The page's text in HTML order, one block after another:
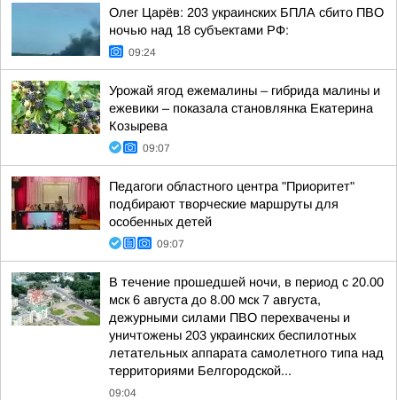
Олег Царёв: 203 украинских БПЛА сбито ПВО
ночью над 18 субъектами РФ:
09:24
Урожай ягод ежемалины – гибрида малины и
ежевики – показала становлянка Екатерина
Козырева
09:07
Педагоги областного центра "Приоритет"
подбирают творческие маршруты для
особенных детей
09:07
В течение прошедшей ночи, в период с 20.00
мск 6 августа до 8.00 мск 7 августа,
дежурными силами ПВО перехвачены и
уничтожены 203 украинских беспилотных
летательных аппарата самолетного типа над
территориями Белгородской...
09:04